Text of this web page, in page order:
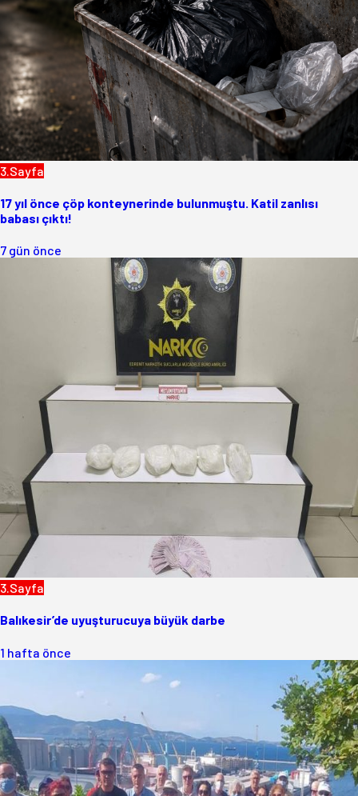
3.Sayfa
17 yıl önce çöp konteynerinde bulunmuştu. Katil zanlısı
babası çıktı!
7 gün önce
3.Sayfa
Balıkesir’de uyuşturucuya büyük darbe
1 hafta önce